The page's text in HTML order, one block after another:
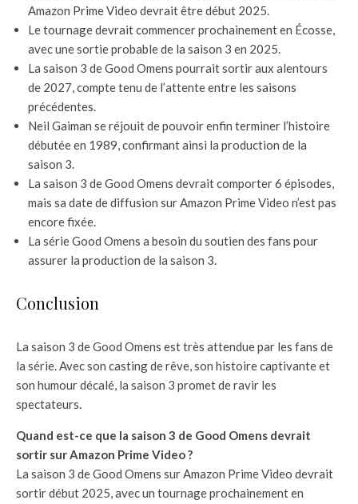
Amazon Prime Video devrait être début 2025.
Le tournage devrait commencer prochainement en Écosse,
avec une sortie probable de la saison 3 en 2025.
La saison 3 de Good Omens pourrait sortir aux alentours
de 2027, compte tenu de l’attente entre les saisons
précédentes.
Neil Gaiman se réjouit de pouvoir enfin terminer l’histoire
débutée en 1989, confirmant ainsi la production de la
saison 3.
La saison 3 de Good Omens devrait comporter 6 épisodes,
mais sa date de diffusion sur Amazon Prime Video n’est pas
encore fixée.
La série Good Omens a besoin du soutien des fans pour
assurer la production de la saison 3.
Conclusion
La saison 3 de Good Omens est très attendue par les fans de
la série. Avec son casting de rêve, son histoire captivante et
son humour décalé, la saison 3 promet de ravir les
spectateurs.
Quand est-ce que la saison 3 de Good Omens devrait
sortir sur Amazon Prime Video ?
La saison 3 de Good Omens sur Amazon Prime Video devrait
sortir début 2025, avec un tournage prochainement en